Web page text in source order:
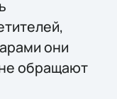
они
обращают